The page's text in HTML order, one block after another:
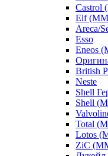
Elf
Areca/
Esso
Eneos
British
Neste
Shell
Shell
Total
Lotos
ZiC